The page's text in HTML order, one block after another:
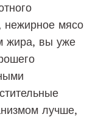
нежирное мясо
жира, вы уже
лучше,